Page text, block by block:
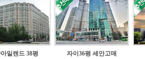
일랜드 38평
자이36평 세안고매